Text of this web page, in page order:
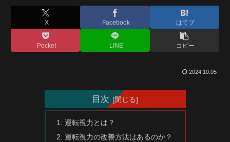
X Facebook はてブ
Pocket LINE コピー
2024.10.05
目次
運転視力とは？
運転視力の改善方法はあるのか？